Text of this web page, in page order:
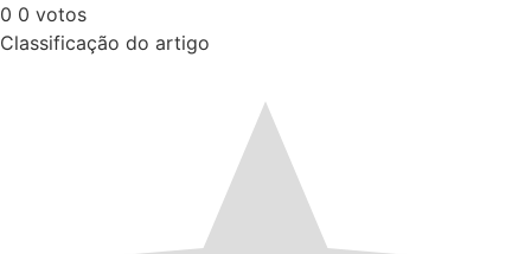
0 0 votos
Classificação do artigo